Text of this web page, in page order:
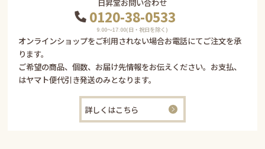
0120-38-0533
9:00〜17:00(日・祝日を除く)
オンラインショップをご利用されない場合お電話にてご注文を承
ります。
ご希望の商品、個数、お届け先情報をお伝えください。お支払、
はヤマト便代引き発送のみとなります。
詳しくはこちら